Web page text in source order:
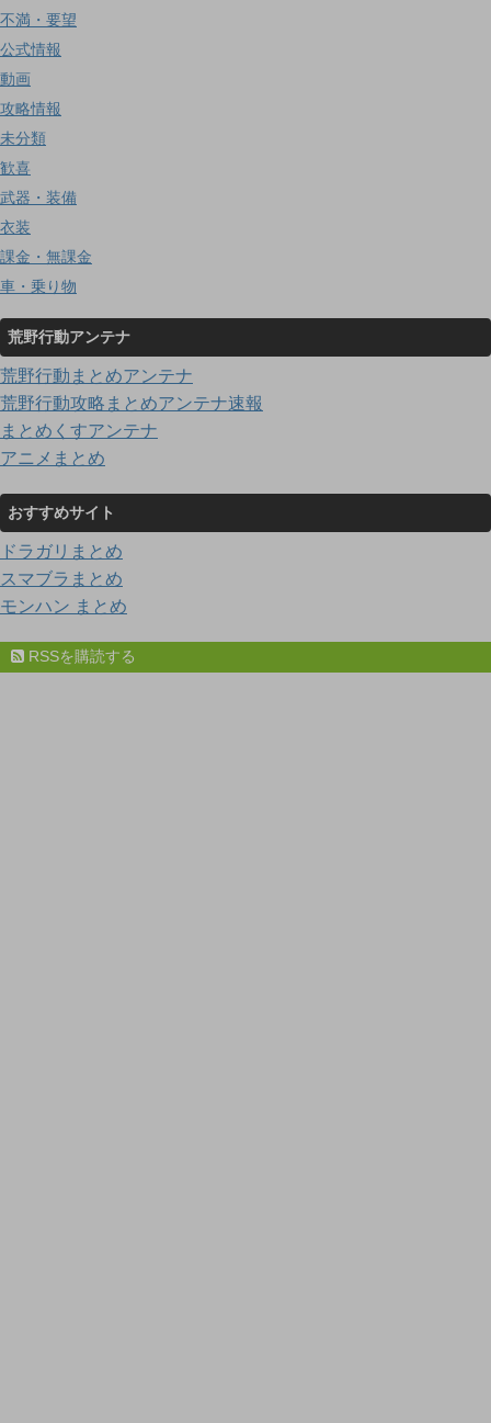
不満・要望
公式情報
動画
攻略情報
未分類
歓喜
武器・装備
衣装
課金・無課金
車・乗り物
荒野行動アンテナ
荒野行動まとめアンテナ
荒野行動攻略まとめアンテナ速報
まとめくすアンテナ
アニメまとめ
おすすめサイト
ドラガリまとめ
スマブラまとめ
モンハン まとめ
RSSを購読する